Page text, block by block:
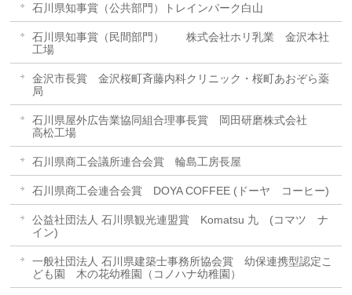
石川県知事賞（公共部門）トレインパーク白山
石川県知事賞（民間部門） 株式会社ホリ乳業 金沢本社
工場
金沢市長賞 金沢桜町斉藤内科クリニック・桜町あおぞら薬
局
石川県屋外広告業協同組合理事長賞 岡田研磨株式会社
高松工場
石川県商工会議所連合会賞 輪島工房長屋
石川県商工会連合会賞 DOYA COFFEE (ドーヤ コーヒー)
公益社団法人 石川県観光連盟賞 Komatsu 九 (コマツ ナ
イン)
一般社団法人 石川県建築士事務所協会賞 幼保連携型認定こ
ども園 木の花幼稚園（コノハナ幼稚園）